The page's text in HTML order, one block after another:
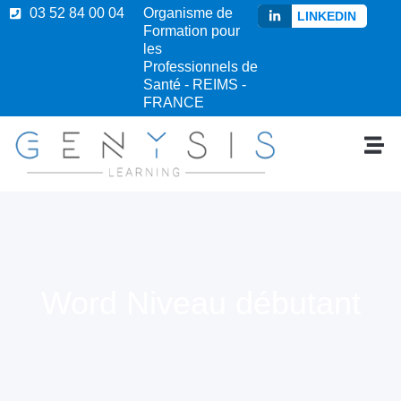
03 52 84 00 04
Organisme de
Formation pour
les
Professionnels de
Santé - REIMS -
FRANCE
LINKEDIN